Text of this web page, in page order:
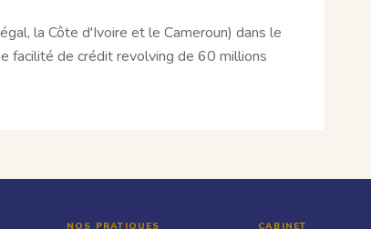
la Côte d'Ivoire et le Cameroun) dans le
facilité de crédit revolving de 60 millions
NOS PRATIQUES CABINET